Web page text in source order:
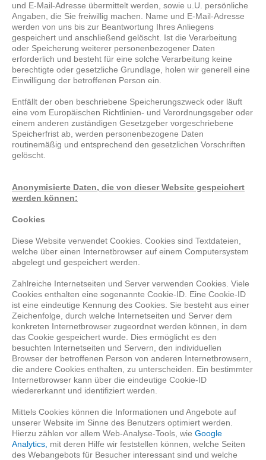
und E-Mail-Adresse übermittelt werden, sowie u.U. persönliche
Angaben, die Sie freiwillig machen. Name und E-Mail-Adresse
werden von uns bis zur Beantwortung Ihres Anliegens
gespeichert und anschließend gelöscht. Ist die Verarbeitung
oder Speicherung weiterer personenbezogener Daten
erforderlich und besteht für eine solche Verarbeitung keine
berechtigte oder gesetzliche Grundlage, holen wir generell eine
Einwilligung der betroffenen Person ein.
Entfällt der oben beschriebene Speicherungszweck oder läuft
eine vom Europäischen Richtlinien- und Verordnungsgeber oder
einem anderen zuständigen Gesetzgeber vorgeschriebene
Speicherfrist ab, werden personenbezogene Daten
routinemäßig und entsprechend den gesetzlichen Vorschriften
gelöscht.
Anonymisierte Daten, die von dieser Website gespeichert
werden können:
Cookies
Diese Website verwendet Cookies. Cookies sind Textdateien,
welche über einen Internetbrowser auf einem Computersystem
abgelegt und gespeichert werden.
Zahlreiche Internetseiten und Server verwenden Cookies. Viele
Cookies enthalten eine sogenannte Cookie-ID. Eine Cookie-ID
ist eine eindeutige Kennung des Cookies. Sie besteht aus einer
Zeichenfolge, durch welche Internetseiten und Server dem
konkreten Internetbrowser zugeordnet werden können, in dem
das Cookie gespeichert wurde. Dies ermöglicht es den
besuchten Internetseiten und Servern, den individuellen
Browser der betroffenen Person von anderen Internetbrowsern,
die andere Cookies enthalten, zu unterscheiden. Ein bestimmter
Internetbrowser kann über die eindeutige Cookie-ID
wiedererkannt und identifiziert werden.
Mittels Cookies können die Informationen und Angebote auf
unserer Website im Sinne des Benutzers optimiert werden.
Hierzu zählen vor allem Web-Analyse-Tools, wie Google
Analytics, mit deren Hilfe wir feststellen können, welche Seiten
des Webangebots für Besucher interessant sind und welche